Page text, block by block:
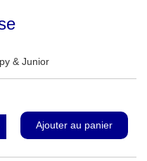
& Junior